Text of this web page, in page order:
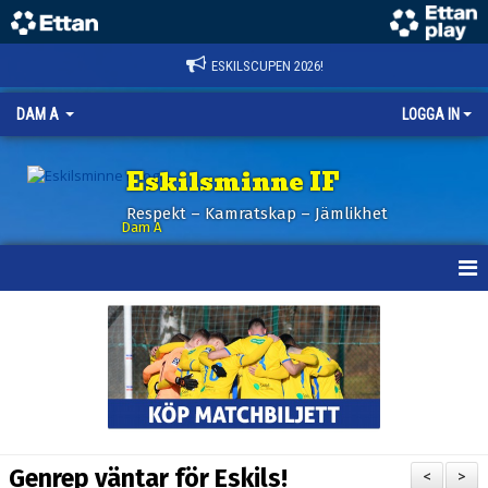
ESKILSCUPEN 2026!
DAM A LOGGA IN
Eskilsminne IF
Respekt – Kamratskap – Jämlikhet
Dam A
>
<
Genrep väntar för Eskils!